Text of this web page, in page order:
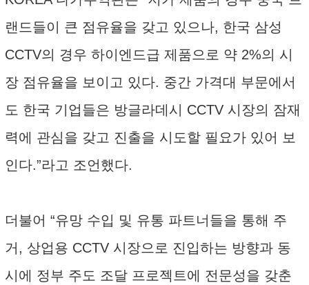
랜드들이 큰 점유율을 갖고 있으나, 한국 삼성
CCTV의 경우 하이엔드급 제품으로 약 2%의 시
장 점유율을 보이고 있다. 중간 가격대 부문에서
도 한국 기업들은 방글라데시 CCTV 시장의 잠재
력에 관심을 갖고 진출을 시도할 필요가 있어 보
인다.”라고 조언했다.
더불어 “유망 수입 및 유통 파트너들을 통해 주
거, 상업용 CCTV 시장으로 진입하는 방향과 동
시에 정부 주도 조달 프로젝트에 전문성을 갖춘